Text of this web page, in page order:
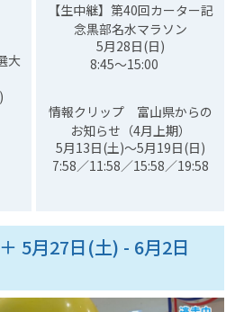
大
【生中継】第40回カーター記
念黒部名水マラソン
5月28日(日)
8:45～15:00
情報クリップ 富山県からの
お知らせ（4月上期）
5月13日(土)～5月19日(日)
7:58／11:58／15:58／19:58
5月27日(土) - 6月2日